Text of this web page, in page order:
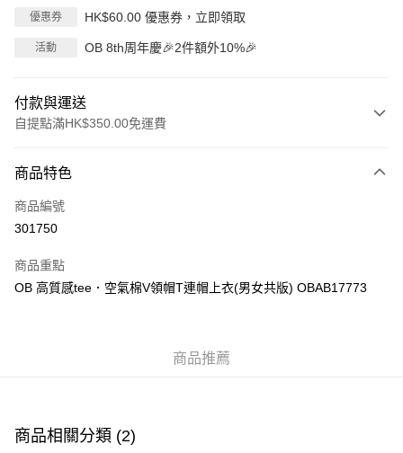
優惠券 HK$60.00 優惠券，立即領取
活動 OB 8th周年慶🎉2件額外10%🎉
付款與運送
自提點滿HK$350.00免運費
信用卡
Apple Pay
PayMe
付款後順豐站及營業點
商品特色
商品編號
301750
商品重點
OB 高質感tee．空氣棉V領帽T連帽上衣(男女共版) OBAB17773
商品推薦
商品相關分類 (2)